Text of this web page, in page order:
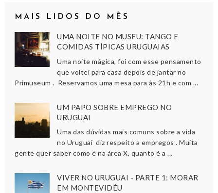
MAIS LIDOS DO MÊS
UMA NOITE NO MUSEU: TANGO E
COMIDAS TÍPICAS URUGUAIAS
Uma noite mágica, foi com esse pensamento
que voltei para casa depois de jantar no
Primuseum . Reservamos uma mesa para às 21h e com ...
UM PAPO SOBRE EMPREGO NO
URUGUAI
Uma das dúvidas mais comuns sobre a vida
no Uruguai diz respeito a empregos . Muita
gente quer saber como é na área X, quanto é a ...
VIVER NO URUGUAI - PARTE 1: MORAR
EM MONTEVIDÉU